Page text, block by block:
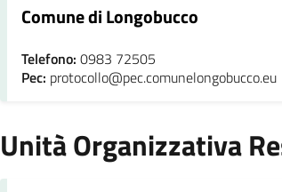
Comune di Longobucco
Telefono: 0983 72505
Pec: protocollo@pec.comunelongobucco.eu
Unità Organizzativa